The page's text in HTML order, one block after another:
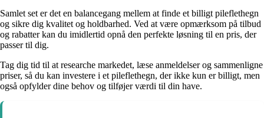
Samlet set er det en balancegang mellem at finde et billigt pileflethegn
og sikre dig kvalitet og holdbarhed. Ved at være opmærksom på tilbud
og rabatter kan du imidlertid opnå den perfekte løsning til en pris, der
passer til dig.
Tag dig tid til at researche markedet, læse anmeldelser og sammenligne
priser, så du kan investere i et pileflethegn, der ikke kun er billigt, men
også opfylder dine behov og tilføjer værdi til din have.